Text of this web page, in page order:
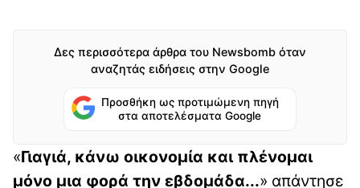
Δες περισσότερα άρθρα του Newsbomb όταν
αναζητάς ειδήσεις στην Google
Προσθήκη ως προτιμώμενη πηγή
στα αποτελέσματα Google
«Γιαγιά, κάνω οικονομία και πλένομαι
μόνο μια φορά την εβδομάδα...» απάντησε